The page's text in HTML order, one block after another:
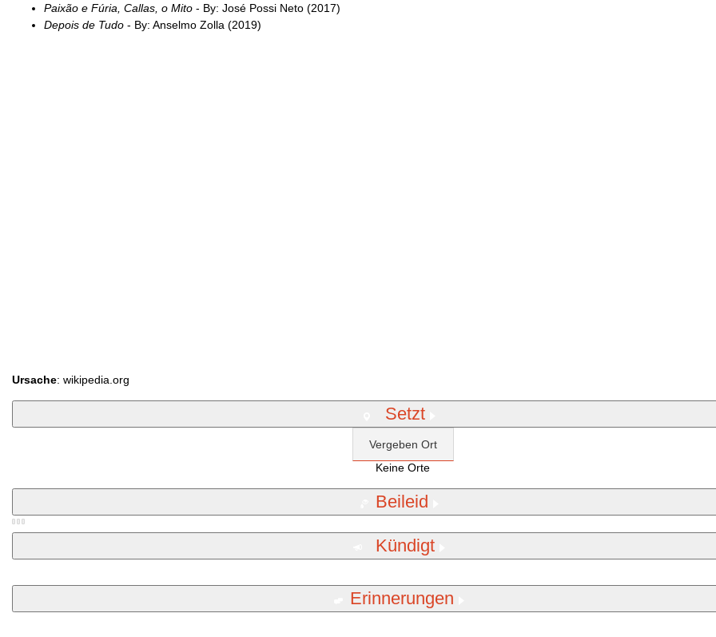
Paixão e Fúria, Callas, o Mito - By: José Possi Neto (2017)
Depois de Tudo - By: Anselmo Zolla (2019)
Ursache: wikipedia.org
Setzt
Vergeben Ort
Keine Orte
Beileid
Kündigt
Erinnerungen